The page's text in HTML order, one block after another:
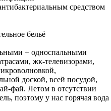
средством
бельё
+ односпальными
жк-телевизорами,
доской, всей посудой,
фай. Летом в отсутствии
поэтому у нас горячая вода